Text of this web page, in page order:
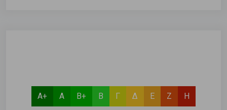
Α+ Α Β+ Β Γ Δ Ε Ζ Η